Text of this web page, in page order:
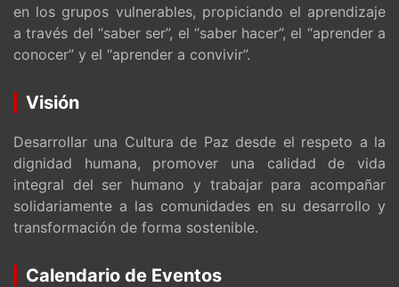
en los grupos vulnerables, propiciando el aprendizaje
a través del “saber ser”, el “saber hacer”, el “aprender a
conocer” y el “aprender a convivir”.
Visión
Desarrollar una Cultura de Paz desde el respeto a la
dignidad humana, promover una calidad de vida
integral del ser humano y trabajar para acompañar
solidariamente a las comunidades en su desarrollo y
transformación de forma sostenible.
Calendario de Eventos